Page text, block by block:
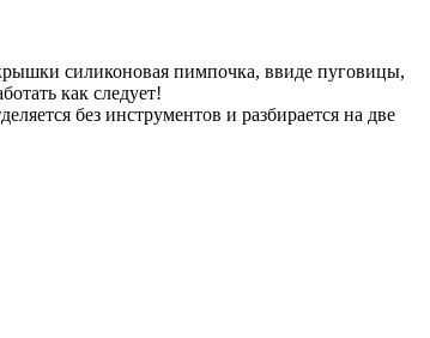
силиконовая пимпочка, ввиде пуговицы,
как следует!
без инструментов и разбирается на две